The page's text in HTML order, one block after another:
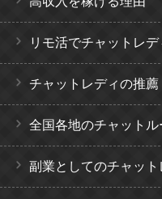
リモ活でチャットレデ
チャットレディの推薦
全国各地のチャットル
副業としてのチャット